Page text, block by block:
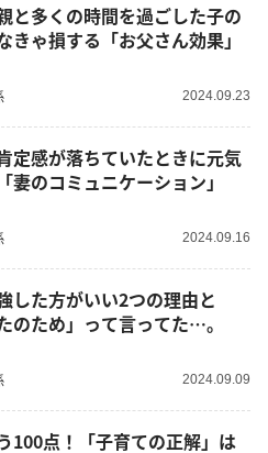
と多くの時間を過ごした子の
きゃ損する「お父さん効果」
2024.09.23
定感が落ちていたときに元気
妻のコミュニケーション」
2024.09.16
した方がいい2つの理由と
のため」って言ってた…。
2024.09.09
100点！「子育ての正解」は